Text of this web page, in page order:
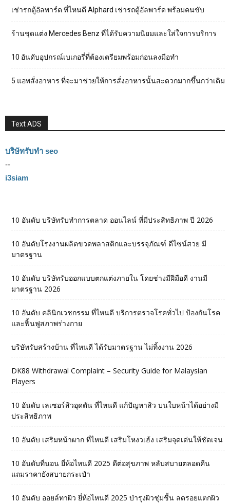
เช่ารถตู้อัลพาร์ด ที่ไหนดี Alphard เช่ารถตู้อัลพาร์ด พร้อมคนขับ
ร้านชุดแต่ง Mercedes Benz ที่ได้รับความนิยมและใส่ใจการบริการ
10 อันดับอุปกรณ์เบเกอรี่ที่ต้องเตรียมพร้อมก่อนลงมือทำ
5 แอพสั่งอาหาร ที่จะมาช่วยให้การสั่งอาหารนั้นสะดวกมากขึ้นกว่าเดิม
Text ADS
บริษัทรับทำ seo
--
i3siam
10 อันดับ บริษัทรับทำการตลาด ออนไลน์ ที่มีประสิทธิภาพ ปี 2026
10 อันดับโรงงานผลิตขวดพลาสติกและบรรจุภัณฑ์ ดีไซน์สวย มี
มาตรฐาน
10 อันดับ บริษัทรับออกแบบตกแต่งภายใน โดยช่างมีฝีมือดี งานมี
มาตรฐาน 2026
10 อันดับ คลินิกเวชกรรม ที่ไหนดี บริการตรวจโรคทั่วไป ป้องกันโรค
และฟื้นฟูสภาพร่างกาย
บริษัทรับสร้างบ้าน ที่ไหนดี ได้รับมาตรฐาน ไม่ทิ้งงาน 2026
DK88 Withdrawal Complaint – Security Guide for Malaysian
Players
10 อันดับ เลเซอร์สิวอุดตัน ที่ไหนดี แก้ปัญหาสิว บนใบหน้าได้อย่างมี
ประสิทธิภาพ
10 อันดับ เสริมหน้าผาก ที่ไหนดี เสริมโหงวเฮ้ง เสริมจุดเด่นให้ชัดเจน
10 อันดับที่นอน ยี่ห้อไหนดี 2025 ดีต่อสุขภาพ หลับสบายตลอดคืน
แถมราคายังสบายกระเป๋า
10 อันดับ ออยล์ทาผิว ยี่ห้อไหนดี 2025 บำรุงผิวชุ่มชื้น ลดรอยแตกผิว